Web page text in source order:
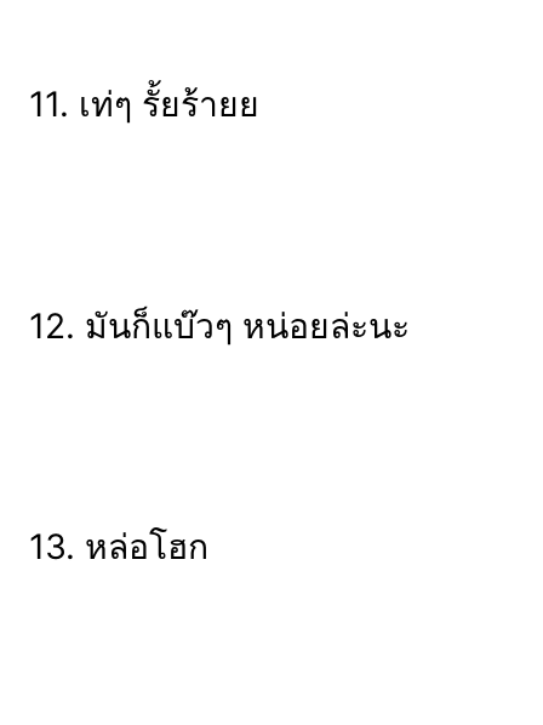
11. เท่ๆ รั้ยร้ายย
12. มันก็แบ๊วๆ หน่อยล่ะนะ
13. หล่อโฮก